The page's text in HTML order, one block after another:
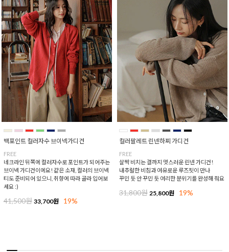
백포인트 컬러자수 브이넥가디건
FREE
네크라인 뒤쪽에 컬러자수로 포인트가 되어주는
브이넥 가디건이에요! 같은 소재, 컬러의 브이넥
티도 준비되어 있으니, 취향에 따라 골라 입어보
세요 :)
41,500원 33,700원 19%
컬러팔레트 린넨하찌 가디건
FREE
살짝 비치는 결까지 멋스러운 린넨 가디건!
내추럴한 비침과 여유로운 루즈핏이 만나
꾸민 듯 안 꾸민 듯 여리한 분위기를 완성해 줘요
31,800원 25,800원 19%